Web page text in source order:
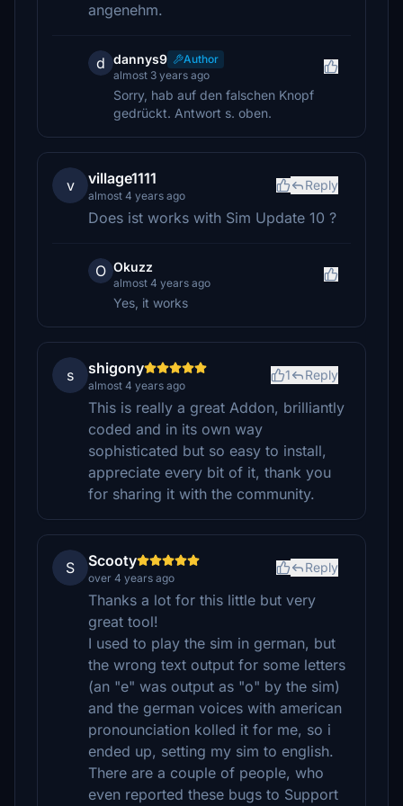
angenehm.
d dannys9
Author
almost 3 years ago
Sorry, hab auf den falschen Knopf
gedrückt. Antwort s. oben.
v village1111
almost 4 years ago
Reply
Does ist works with Sim Update 10 ?
O Okuzz
almost 4 years ago
Yes, it works
s shigony
almost 4 years ago
1 Reply
This is really a great Addon, brilliantly
coded and in its own way
sophisticated but so easy to install,
appreciate every bit of it, thank you
for sharing it with the community.
S Scooty
over 4 years ago
Reply
Thanks a lot for this little but very
great tool!
I used to play the sim in german, but
the wrong text output for some letters
(an "e" was output as "o" by the sim)
and the german voices with american
pronounciation kolled it for me, so i
ended up, setting my sim to english.
There are a couple of people, who
even reported these bugs to Support